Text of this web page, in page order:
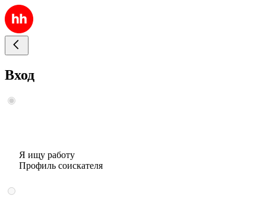
Вход
Я ищу работу
Профиль соискателя